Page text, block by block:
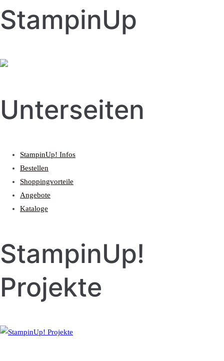
StampinUp
Unterseiten
StampinUp! Infos
Bestellen
Shoppingvorteile
Angebote
Kataloge
StampinUp!
Projekte